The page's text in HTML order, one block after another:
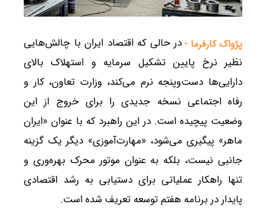
پژواک کارفرما - در حالی که اقتصاد ایران با چالش‌هایی
نظیر نرخ پایین تشکیل سرمایه و استهلاک بالای
دارایی‌ها دست‌وپنجه نرم می‌کند، وزارت تعاون، کار و
رفاه اجتماعی نسخه جدیدی را برای خروج از این
وضعیت پیچیده است. در این راهبرد که با عنوان «ایران
ماهر» پیگیری می‌شود، «مهارت‌آموزی» دیگر یک گزینه
جانبی نیست، بلکه به عنوان موتور محرک بهره‌وری و
تنها راهکار عملیاتی برای دستیابی به رشد اقتصادی
پایدار در برنامه هفتم توسعه تعریف شده است.